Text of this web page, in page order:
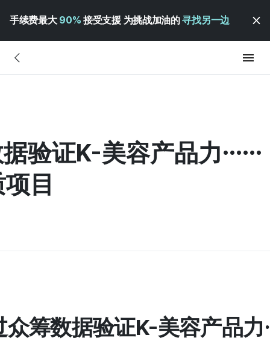
手续费最大 90% 接受支援 为挑战加油的寻找另一边
验证K-美容产品力……
目
众筹数据验证K-美容产品